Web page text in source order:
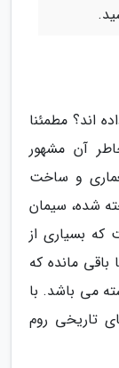
اند؟ مطمئنا
آن مشهور
و ساخت
شده، سیمان
که بسیاری از
باقی مانده که
می باشد. با
تاریخی روم